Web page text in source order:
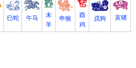
巳蛇 午马
未
羊
申猴
酉
鸡
戌狗 亥猪